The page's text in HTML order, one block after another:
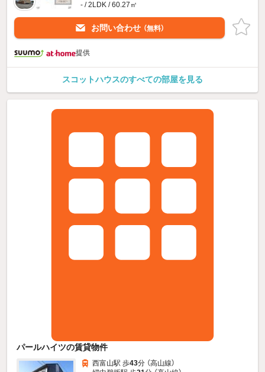
- / 2LDK / 60.27㎡
お問い合わせ （無料）
提供
スコットハウスのすべての部屋を見る
パールハイツの賃貸物件
西富山駅 歩43分 （高山線）